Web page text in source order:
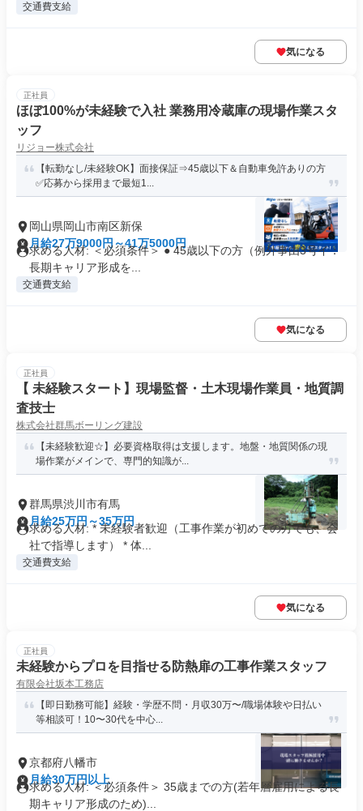
交通費支給
気になる
正社員
ほぼ100%が未経験で入社 業務用冷蔵庫の現場作業スタ
ッフ
リジョー株式会社
【転勤なし/未経験OK】面接保証⇒45歳以下＆自動車免許ありの方
✅応募から採用まで最短1...
岡山県岡山市南区新保
月給27万9000円～41万5000円
求める人材: ＜必須条件＞ ● 45歳以下の方（例外事由3号イ：
長期キャリア形成を...
交通費支給
気になる
正社員
【 未経験スタート】現場監督・土木現場作業員・地質調
査技士
株式会社群馬ボーリング建設
【未経験歓迎☆】必要資格取得は支援します。地盤・地質関係の現
場作業がメインで、専門的知識が...
群馬県渋川市有馬
月給25万円～35万円
求める人材: * 未経験者歓迎（工事作業が初めての方でも、会
社で指導します） * 体...
交通費支給
気になる
正社員
未経験からプロを目指せる防熱扉の工事作業スタッフ
有限会社坂本工務店
【即日勤務可能】経験・学歴不問・月収30万〜/職場体験や日払い
等相談可！10〜30代を中心...
京都府八幡市
月給30万円以上
求める人材: ＜必須条件＞ 35歳までの方(若年層雇用による長
期キャリア形成のため)...